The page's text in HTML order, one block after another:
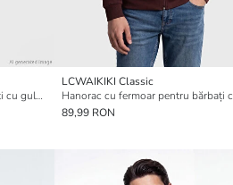
Hanorac cu fermoar pentru bărbați cu guler mock neck
LCWAIKIKI Classic
Hanorac cu fermoar pentru bărbați
89,99 RON